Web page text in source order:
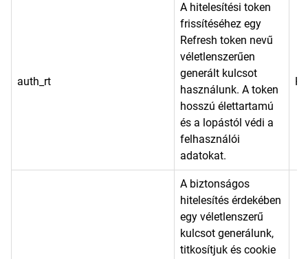
auth_rt
A hitelesítési token
frissítéséhez egy
Refresh token nevű
véletlenszerűen
generált kulcsot
használunk. A token
hosszú élettartamú
és a lopástól védi a
felhasználói
adatokat.
A biztonságos
hitelesítés érdekében
egy véletlenszerű
kulcsot generálunk,
titkosítjuk és cookie